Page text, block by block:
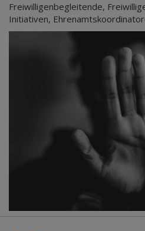
Freiwilligenbegleitende,
Initiativen,